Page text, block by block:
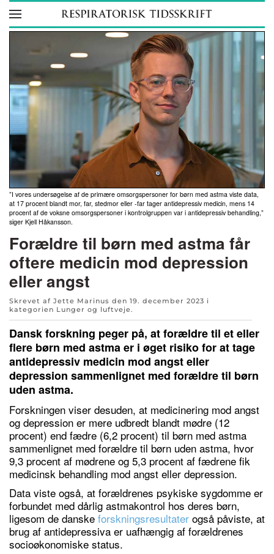
Skip to main content
”I vores undersøgelse af de primære omsorgspersoner for børn med astma viste data,
at 17 procent blandt mor, far, stedmor eller -far tager antidepressiv medicin, mens 14
procent af de voksne omsorgspersoner i kontrolgruppen var i antidepressiv behandling,”
siger Kjell Håkansson.
Forældre til børn med astma får
oftere medicin mod depression
eller angst
Skrevet af Jette Marinus den 19. december 2023 i
kategorien Lunger og luftveje.
Dansk forskning peger på, at forældre til et eller
flere børn med astma er i øget risiko for at tage
antidepressiv medicin mod angst eller
depression sammenlignet med forældre til børn
uden astma.
Forskningen viser desuden, at medicinering mod angst
og depression er mere udbredt blandt mødre (12
procent) end fædre (6,2 procent) til børn med astma
sammenlignet med forældre til børn uden astma, hvor
9,3 procent af mødrene og 5,3 procent af fædrene fik
medicinsk behandling mod angst eller depression.
Data viste også, at forældrenes psykiske sygdomme er
forbundet med dårlig astmakontrol hos deres børn,
ligesom de danske forskningsresultater også påviste, at
brug af antidepressiva er uafhængig af forældrenes
socioøkonomiske status.